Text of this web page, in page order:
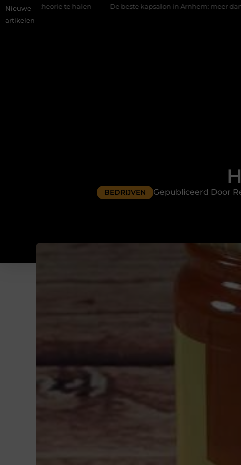
Nieuwe
artikelen
te halen De beste kapsalon in Arnhem: meer dan alleen een
BEDRIJVEN Gepubliceerd Door